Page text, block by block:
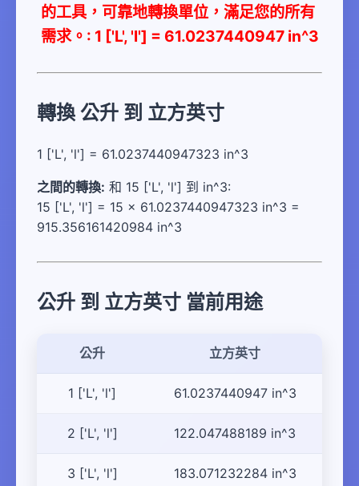
的工具，可靠地轉換單位，滿足您的所有
需求。: 1 ['L', 'l'] = 61.0237440947 in^3
轉換 公升 到 立方英寸
1 ['L', 'l'] = 61.0237440947323 in^3
之間的轉換: 和 15 ['L', 'l'] 到 in^3:
15 ['L', 'l'] = 15 × 61.0237440947323 in^3 =
915.356161420984 in^3
公升 到 立方英寸 當前用途
公升 立方英寸
1 ['L', 'l'] 61.0237440947 in^3
2 ['L', 'l'] 122.047488189 in^3
3 ['L', 'l'] 183.071232284 in^3